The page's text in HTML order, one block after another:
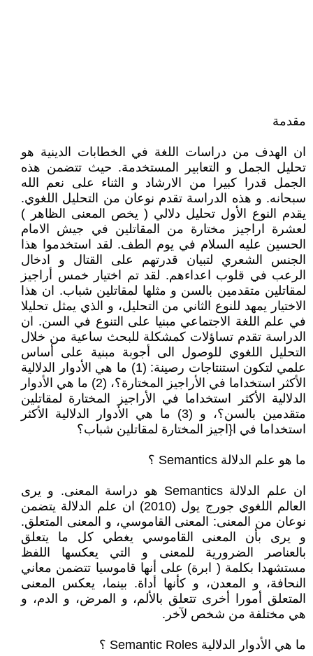
مقدمة
ان الهدف من دراسات اللغة في الخطابات الدينية هو
تحليل الجمل و التعابير المستخدمة. حيث تتضمن هذه
الجمل قدرا كبيرا من الارشاد و الثناء على نعم الله
سبحانه. و هذه الدراسة تقدم نوعان من التحليل اللغوي.
يقدم النوع الأول تحليل دلالي ( يخص المعنى الظاهر )
لعشرة اراجيز مختارة من المقاتلين في جيش الامام
الحسين عليه السلام في يوم الطف. لقد استخدموا هذا
الجنس الشعري لتبيان قدرتهم على القتال و ادخال
الرعب في قلوب اعداءهم. لقد تم اختيار خمس أراجيز
لمقاتلين متقدمين بالسن و مثلها لمقاتلين شباب. ان هذا
الاختيار يمهد للنوع الثاني من التحليل، و الذي يمثل تحليلا
في علم اللغة الاجتماعي مبنيا على التنوع في السن. ان
الدراسة تقدم تساؤلات كمشكلة للبحث ساعية من خلال
التحليل اللغوي للوصول الى أجوبة مبنية على أساس
علمي لتكون استنتاجات رصينة: (1) ما هي الأدوار الدلالية
الأكثر استخداما في الأراجيز المختارة؟، (2) ما هي الأدوار
الدلالية الأكثر استخداما في الأراجيز المختارة لمقاتلين
متقدمين بالسن؟، و (3) ما هي الأدوار الدلالية الأكثر
استخداما في ا{اجيز المختارة لمقاتلين شباب؟
ما هو علم الدلالة Semantics ؟
ان علم الدلالة Semantics هو دراسة المعنى. و يرى
العالم اللغوي جورج يول (2010) ان علم الدلالة يتضمن
نوعان من المعنى: المعنى القاموسي، و المعنى المتعلق.
و يرى بأن المعنى القاموسي يغطي كل ما يتعلق
بالعناصر الضرورية للمعنى و التي يعكسها اللفظ
مستشهدا بكلمة ( ابرة) على أنها قاموسيا تتضمن معاني
النحافة، و المعدن، و كأنها أداة. بينما، يعكس المعنى
المتعلق أمورا أخرى تتعلق بالألم، و المرض، و الدم، و
هي مختلفة من شخص لآخر.
ما هي الأدوار الدلالية Semantic Roles ؟